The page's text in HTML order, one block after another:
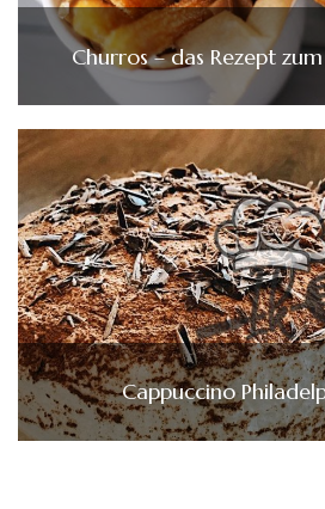
Churros – das Rezept
Cappuccino